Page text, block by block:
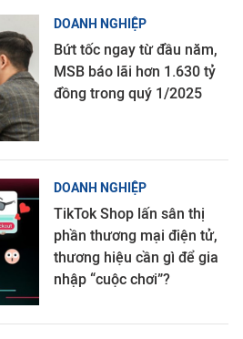
DOANH NGHIỆP
Bứt tốc ngay từ đầu năm,
MSB báo lãi hơn 1.630 tỷ
đồng trong quý 1/2025
DOANH NGHIỆP
TikTok Shop lấn sân thị
phần thương mại điện tử,
thương hiệu cần gì để gia
nhập “cuộc chơi”?